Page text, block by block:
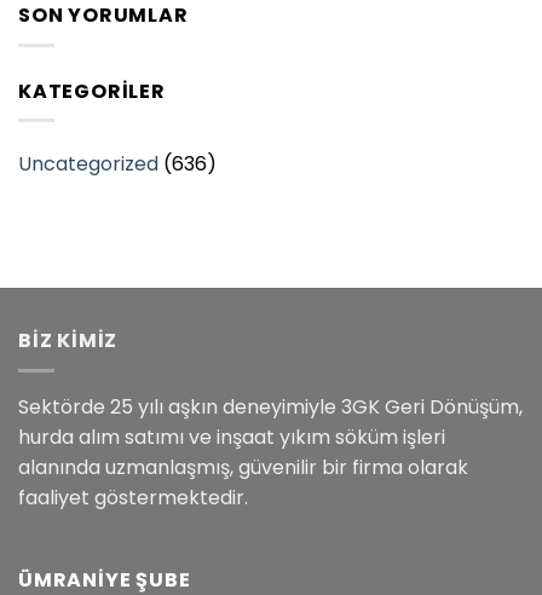
SON YORUMLAR
KATEGORILER
Uncategorized (636)
BİZ KİMİZ
Sektörde 25 yılı aşkın deneyimiyle 3GK Geri Dönüşüm,
hurda alım satımı ve inşaat yıkım söküm işleri
alanında uzmanlaşmış, güvenilir bir firma olarak
faaliyet göstermektedir.
ÜMRANIYE ŞUBE